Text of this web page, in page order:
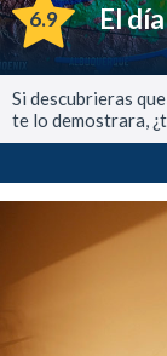
6.9 El
Si descubrieras
te lo demostrara,